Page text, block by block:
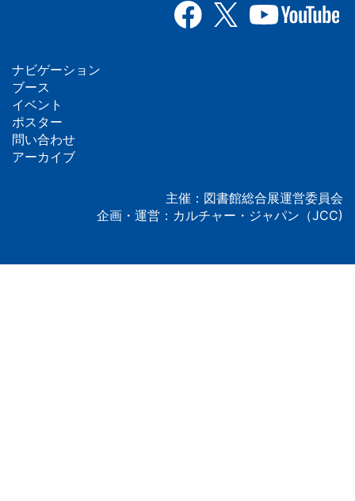
フ
ッ
タ
ナビゲーション
ブース
イベント
ポスター
問い合わせ
アーカイブ
主催：図書館総合展運営委員会
企画・運営：カルチャー・ジャパン（JCC)